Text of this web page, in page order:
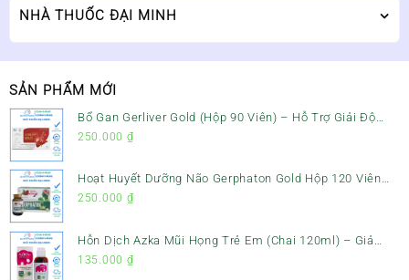
NHÀ THUỐC ĐẠI MINH
SẢN PHẨM MỚI
Bổ Gan Gerliver Gold (Hộp 90 Viên) – Hỗ Trợ Giải Độc
Gan, Mát Gan & Bảo Vệ Gan
250.000 ₫
Hoạt Huyết Dưỡng Não Gerphaton Gold Hộp 120 Viên
– Giảm Đau Đầu, Hoa Mắt, Chóng Mặt & Rối Loạn Tiền
250.000 ₫
Hỗn Dịch Azka Mũi Họng Trẻ Em (Chai 120ml) – Giảm
Ho, Tiêu Đờm & Đau Rát Họng
135.000 ₫